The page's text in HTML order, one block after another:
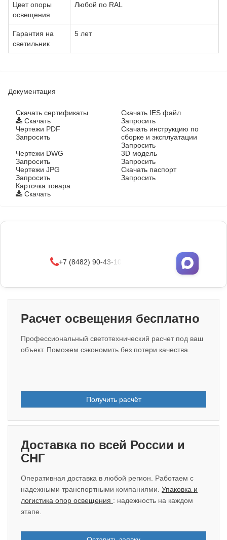
Цвет опоры
освещения
Любой по RAL
Гарантия на
светильник
5 лет
Документация
Cкачать сертификаты
Скачать
Скачать IES файл
Запросить
Чертежи PDF
Запросить
Скачать инструкцию по
сборке и эксплуатации
Запросить
Чертежи DWG
Запросить
3D модель
Запросить
Чертежи JPG
Запросить
Скачать паспорт
Запросить
Карточка товара
Скачать
+7 (8482) 90-43-10
Расчет освещения бесплатно
Профессиональный светотехнический расчет под ваш
объект. Поможем сэкономить без потери качества.
Получить расчёт
Доставка по всей России и
СНГ
Оперативная доставка в любой регион. Работаем с
надежными транспортными компаниями. Упаковка и
логистика опор освещения : надежность на каждом
этапе.